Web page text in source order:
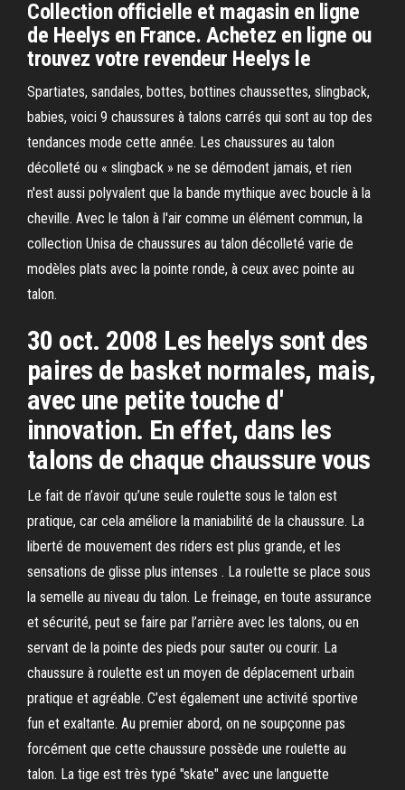
Collection officielle et magasin en ligne
de Heelys en France. Achetez en ligne ou
trouvez votre revendeur Heelys le
Spartiates, sandales, bottes, bottines chaussettes, slingback,
babies, voici 9 chaussures à talons carrés qui sont au top des
tendances mode cette année. Les chaussures au talon
décolleté ou « slingback » ne se démodent jamais, et rien
n'est aussi polyvalent que la bande mythique avec boucle à la
cheville. Avec le talon à l'air comme un élément commun, la
collection Unisa de chaussures au talon décolleté varie de
modèles plats avec la pointe ronde, à ceux avec pointe au
talon.
30 oct. 2008 Les heelys sont des
paires de basket normales, mais,
avec une petite touche d'
innovation. En effet, dans les
talons de chaque chaussure vous
Le fait de n’avoir qu’une seule roulette sous le talon est
pratique, car cela améliore la maniabilité de la chaussure. La
liberté de mouvement des riders est plus grande, et les
sensations de glisse plus intenses . La roulette se place sous
la semelle au niveau du talon. Le freinage, en toute assurance
et sécurité, peut se faire par l’arrière avec les talons, ou en
servant de la pointe des pieds pour sauter ou courir. La
chaussure à roulette est un moyen de déplacement urbain
pratique et agréable. C’est également une activité sportive
fun et exaltante. Au premier abord, on ne soupçonne pas
forcément que cette chaussure possède une roulette au
talon. La tige est très typé "skate" avec une languette